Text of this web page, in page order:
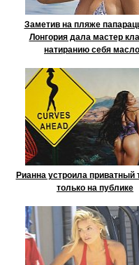
Заметив на пляже
Лонгория дала мастер
натиранию себя
Рианна устроила приватный
только на публике